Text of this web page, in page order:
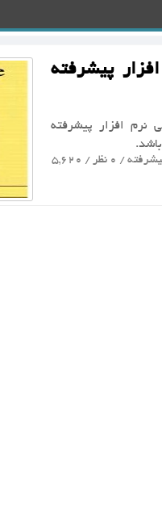
پیشرفته
نرم افزار پیشرفته
/ 0 نظر / 5,620